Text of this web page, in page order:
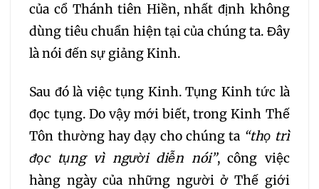
của cổ Thánh tiên Hiền, nhất định không
dùng tiêu chuẩn hiện tại của chúng ta. Đây
là nói đến sự giảng Kinh.
Sau đó là việc tụng Kinh. Tụng Kinh tức là
đọc tụng. Do vậy mới biết, trong Kinh Thế
Tôn thường hay dạy cho chúng ta “thọ trì
đọc tụng vì người diễn nói”, công việc
hàng ngày của những người ở Thế giới